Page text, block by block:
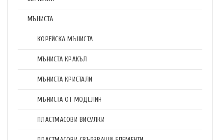
МЪНИСТА
КОРЕЙСКА МЪНИСТА
МЪНИСТА КРАКЪЛ
МЪНИСТА КРИСТАЛИ
МЪНИСТА ОТ МОДЕЛИН
ПЛАСТМАСОВИ ВИСУЛКИ